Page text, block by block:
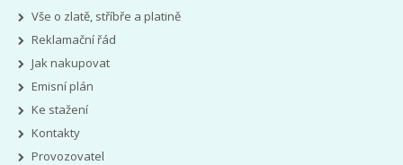
Vše o zlatě, stříbře a platině
Reklamační řád
Jak nakupovat
Emisní plán
Ke stažení
Kontakty
Provozovatel